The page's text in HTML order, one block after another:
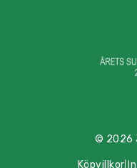
© 2026
Köpvillkor